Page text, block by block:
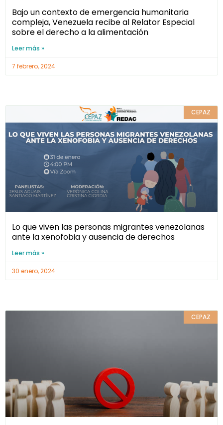
Bajo un contexto de emergencia humanitaria
compleja, Venezuela recibe al Relator Especial
sobre el derecho a la alimentación
Leer más »
7 febrero, 2024
CEPAZ
Lo que viven las personas migrantes venezolanas
ante la xenofobia y ausencia de derechos
Leer más »
30 enero, 2024
CEPAZ